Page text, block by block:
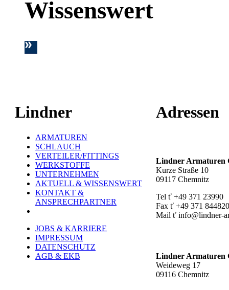
Wissenswert
Lindner
ARMATUREN
SCHLAUCH
VERTEILER/FITTINGS
WERKSTOFFE
UNTERNEHMEN
AKTUELL & WISSENSWERT
KONTAKT &
ANSPRECHPARTNER
JOBS & KARRIERE
IMPRESSUM
DATENSCHUTZ
AGB & EKB
Adressen
Lindner Armaturen
Kurze Straße 10
09117 Chemnitz
Tel ť +49 371 23990
Fax ť +49 371
Mail ť info@lindner-
Lindner Armaturen
Weideweg 17
09116 Chemnitz